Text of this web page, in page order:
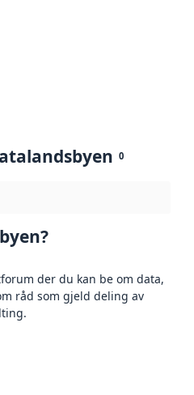
0
der du kan be om data,
råd som gjeld deling av